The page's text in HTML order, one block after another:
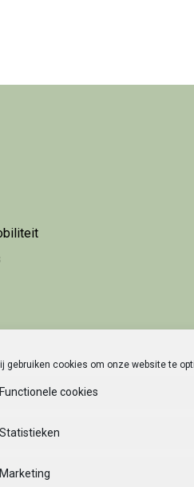
gebruiken cookies om onze website te
Functionele cookies
Statistieken
Marketing